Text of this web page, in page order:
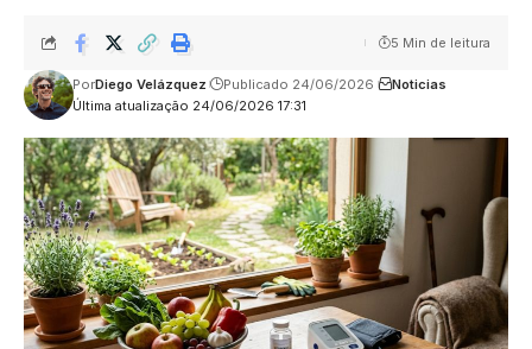
Última atualização 24/06/2026 17:31
PorDiego Velázquez Publicado 24/06/2026 Noticias
5 Min de leitura